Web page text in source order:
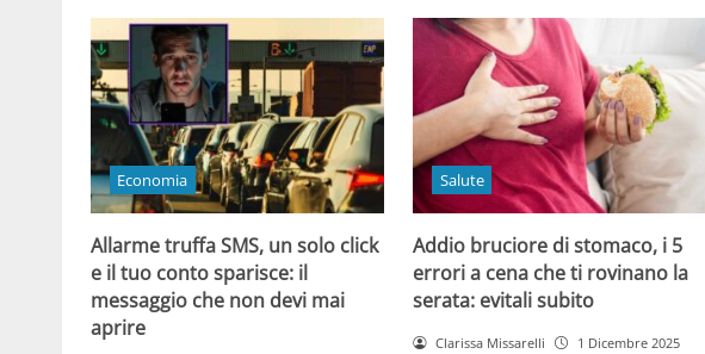
Economia
Allarme truffa SMS, un solo click
e il tuo conto sparisce: il
messaggio che non devi mai
aprire
Salute
Addio bruciore di stomaco, i 5
errori a cena che ti rovinano la
serata: evitali subito
Clarissa Missarelli 1 Dicembre 2025